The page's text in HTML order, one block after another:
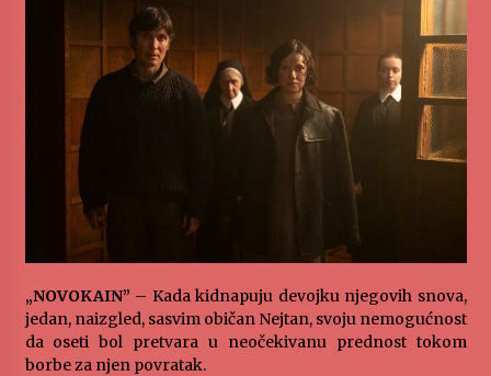
„NOVOKAIN” – Kada kidnapuju devojku njegovih snova,
jedan, naizgled, sasvim običan Nejtan, svoju nemogućnost
da oseti bol pretvara u neočekivanu prednost tokom
borbe za njen povratak.